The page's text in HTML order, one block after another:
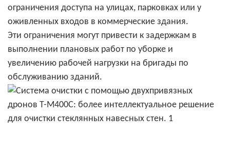
ограничения доступа на улицах, парковках или у
оживленных входов в коммерческие здания.
Эти ограничения могут привести к задержкам в
выполнении плановых работ по уборке и
увеличению рабочей нагрузки на бригады по
обслуживанию зданий.